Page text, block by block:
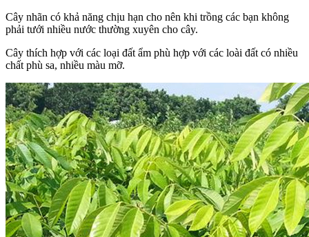
Cây nhãn có khả năng chịu hạn cho nên khi trồng các bạn không
phải tưới nhiều nước thường xuyên cho cây.
Cây thích hợp với các loại đất ẩm phù hợp với các loài đất có nhiều
chất phù sa, nhiều màu mỡ.